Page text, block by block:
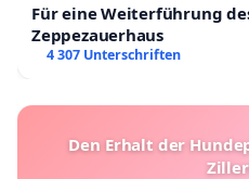
Für eine Weiterführung
Zeppezauerhaus
4 307 Unterschriften
Den Erhalt der